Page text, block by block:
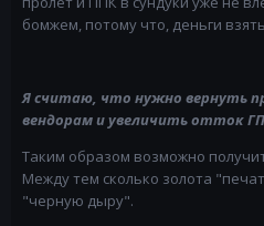
бомжем, потому что, деньги
Я считаю, что нужно вернуть
вендорам и увеличить отток
Таким образом возможно
Между тем сколько золота
"черную дыру".